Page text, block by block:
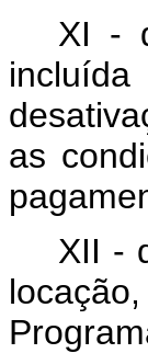
XI -
as
XII -